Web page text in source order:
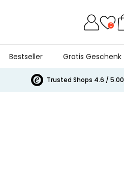
0
Bestseller Gratis Geschenk
Trusted Shops 4.6 / 5.00